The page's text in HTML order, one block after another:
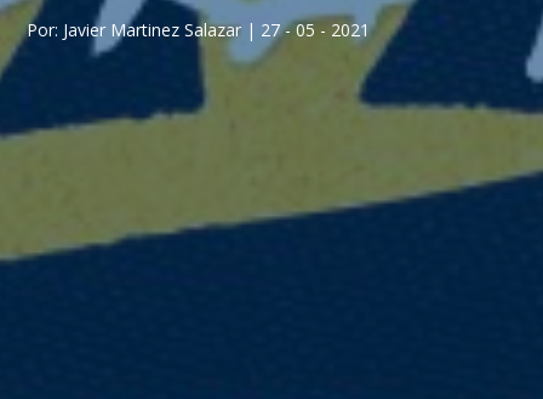
Por: Javier Martinez Salazar | 27 - 05 - 2021